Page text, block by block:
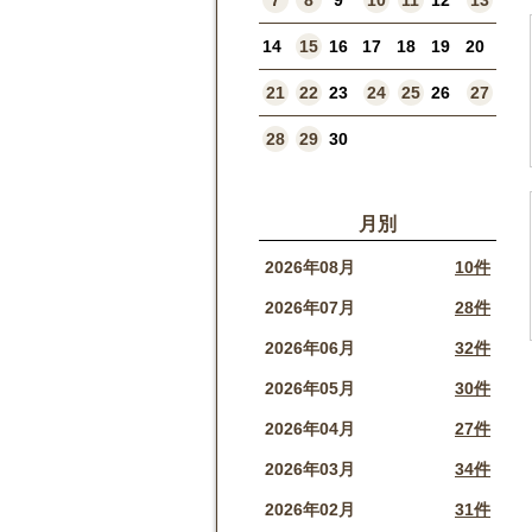
14 15 16 17 18 19 20
21 22 23 24 25 26 27
28 29 30
月別
2026年08月 10件
2026年07月 28件
2026年06月 32件
2026年05月 30件
2026年04月 27件
2026年03月 34件
2026年02月 31件